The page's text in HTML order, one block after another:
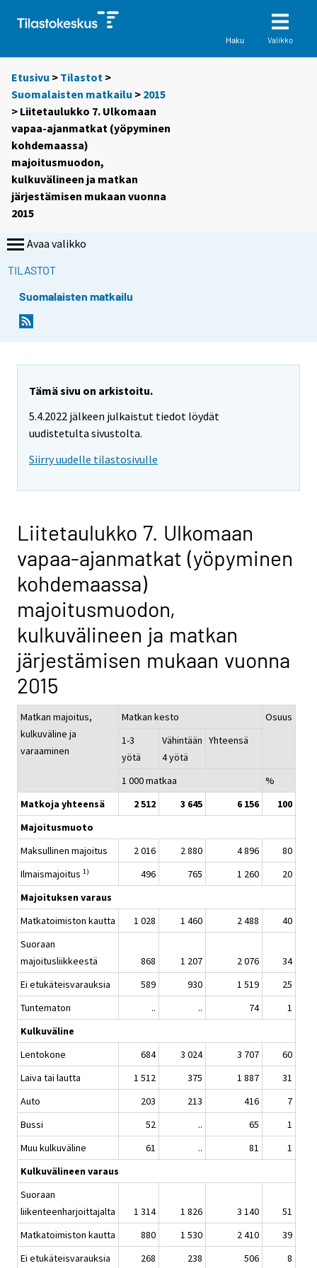
Haku Valikko
Etusivu > Tilastot >
Suomalaisten matkailu > 2015
> Liitetaulukko 7. Ulkomaan
vapaa-ajanmatkat (yöpyminen
kohdemaassa)
majoitusmuodon,
kulkuvälineen ja matkan
järjestämisen mukaan vuonna
2015
Avaa valikko
TILASTOT
Suomalaisten matkailu
Tämä sivu on arkistoitu.
5.4.2022 jälkeen julkaistut tiedot löydät
uudistetulta sivustolta.
Siirry uudelle tilastosivulle
Liitetaulukko 7. Ulkomaan
vapaa-ajanmatkat (yöpyminen
kohdemaassa)
majoitusmuodon,
kulkuvälineen ja matkan
järjestämisen mukaan vuonna
2015
Matkan majoitus,
kulkuväline ja
varaaminen
Matkan kesto
Osuus
1-3
yötä
Vähintään
4 yötä
Yhteensä
1 000 matkaa
%
Matkoja yhteensä
2 512 3 645 6 156
100
Majoitusmuoto
Maksullinen majoitus
2 016 2 880 4 896
80
Ilmaismajoitus 1) 496 765 1 260
20
Majoituksen varaus
Matkatoimiston kautta
1 028 1 460 2 488
40
Suoraan
majoitusliikkeestä
868 1 207 2 076
34
Ei etukäteisvarauksia
589 930 1 519
25
Tuntematon
.. .. 74
1
Kulkuväline
Lentokone
684 3 024 3 707
60
Laiva tai lautta
1 512 375 1 887
31
Auto
203 213 416
7
Bussi
52 .. 65
1
Muu kulkuväline
61 .. 81
1
Kulkuvälineen varaus
Suoraan
liikenteenharjoittajalta
1 314 1 826 3 140
51
Matkatoimiston kautta
880 1 530 2 410
39
Ei etukäteisvarauksia
268 238 506 8